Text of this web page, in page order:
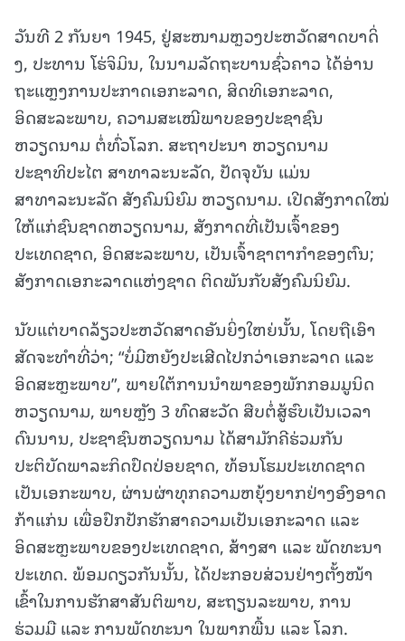
ວັນທີ 2 ກັນຍາ 1945, ຢູ່ສະໜາມຫຼວງປະຫວັດສາດບາດິ່
ງ, ປະທານ ໂຮ່ຈິມິນ, ໃນນາມລັດຖະບານຊົ່ວຄາວ ໄດ້ອ່ານ
ຖະແຫຼງການປະກາດເອກະລາດ, ສິດທິເອກະລາດ,
ອິດສະລະພາບ, ຄວາມສະເໝີພາບຂອງປະຊາຊົນ
ຫວຽດນາມ ຕໍ່ທົ່ວໂລກ. ສະຖາປະນາ ຫວຽດນາມ
ປະຊາທິປະໄຕ ສາທາລະນະລັດ, ປັດຈຸບັນ ແມ່ນ
ສາທາລະນະລັດ ສັງຄົມນິຍົມ ຫວຽດນາມ. ເປີດສັງກາດໃໝ່
ໃຫ້ແກ່ຊົນຊາດຫວຽດນາມ, ສັງກາດທີ່ເປັນເຈົ້າຂອງ
ປະເທດຊາດ, ອິດສະລະພາບ, ເປັນເຈົ້າຊາຕາກຳຂອງຕົນ;
ສັງກາດເອກະລາດແຫ່ງຊາດ ຕິດພັນກັບສັງຄົມນິຍົມ.
ນັບແຕ່ບາດລ້ຽວປະຫວັດສາດອັນຍິ່ງໃຫຍ່ນັ້ນ, ໂດຍຖືເອົາ
ສັດຈະທຳທີ່ວ່າ; “ບໍ່ມີຫຍັງປະເສີດໄປກວ່າເອກະລາດ ແລະ
ອິດສະຫຼະພາບ”, ພາຍໃຕ້ການນຳພາຂອງພັກກອມມູນິດ
ຫວຽດນາມ, ພາຍຫຼັງ 3 ທົດສະວັດ ສືບຕໍ່ສູ້ຮົບເປັນເວລາ
ດົນນານ, ປະຊາຊົນຫວຽດນາມ ໄດ້ສາມັກຄີຮ່ວມກັນ
ປະຕິບັດພາລະກິດປົດປ່ອຍຊາດ, ທ້ອນໂຮມປະເທດຊາດ
ເປັນເອກະພາບ, ຜ່ານຜ່າທຸກຄວາມຫຍຸ້ງຍາກຢ່າງອົງອາດ
ກ້າແກ່ນ ເພື່ອປົກປັກຮັກສາຄວາມເປັນເອກະລາດ ແລະ
ອິດສະຫຼະພາບຂອງປະເທດຊາດ, ສ້າງສາ ແລະ ພັດທະນາ
ປະເທດ. ພ້ອມດຽວກັນນັ້ນ, ໄດ້ປະກອບສ່ວນຢ່າງຕັ້ງໜ້າ
ເຂົ້າໃນການຮັກສາສັນຕິພາບ, ສະຖຽນລະພາບ, ການ
ຮ່ວມມື ແລະ ການພັດທະນາ ໃນພາກພື້ນ ແລະ ໂລກ.